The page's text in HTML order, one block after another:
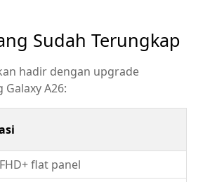
Sudah Terungkap
hadir dengan upgrade
A26:
flat panel